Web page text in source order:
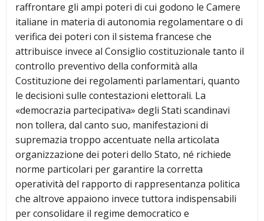
raffrontare gli ampi poteri di cui godono le Camere
italiane in materia di autonomia regolamentare o di
verifica dei poteri con il sistema francese che
attribuisce invece al Consiglio costituzionale tanto il
controllo preventivo della conformità alla
Costituzione dei regolamenti parlamentari, quanto
le decisioni sulle contestazioni elettorali. La
«democrazia partecipativa» degli Stati scandinavi
non tollera, dal canto suo, manifestazioni di
supremazia troppo accentuate nella articolata
organizzazione dei poteri dello Stato, né richiede
norme particolari per garantire la corretta
operatività del rapporto di rappresentanza politica
che altrove appaiono invece tuttora indispensabili
per consolidare il regime democratico e